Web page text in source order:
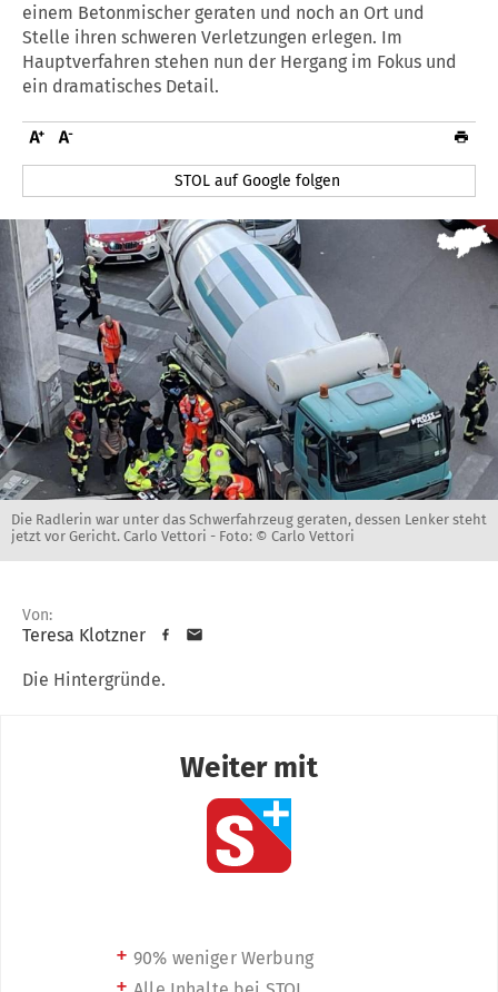
einem Betonmischer geraten und noch an Ort und
Stelle ihren schweren Verletzungen erlegen. Im
Hauptverfahren stehen nun der Hergang im Fokus und
ein dramatisches Detail.
STOL auf Google folgen
Die Radlerin war unter das Schwerfahrzeug geraten, dessen Lenker steht
jetzt vor Gericht. Carlo Vettori - Foto: © Carlo Vettori
Von:
Teresa Klotzner
Die Hintergründe.